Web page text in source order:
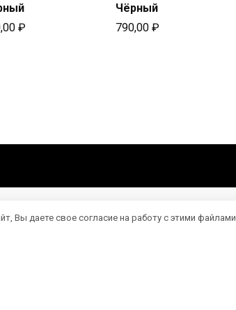
₽
Чёрный
790,00 ₽
Вы даете свое согласие на работу с этими файлами.